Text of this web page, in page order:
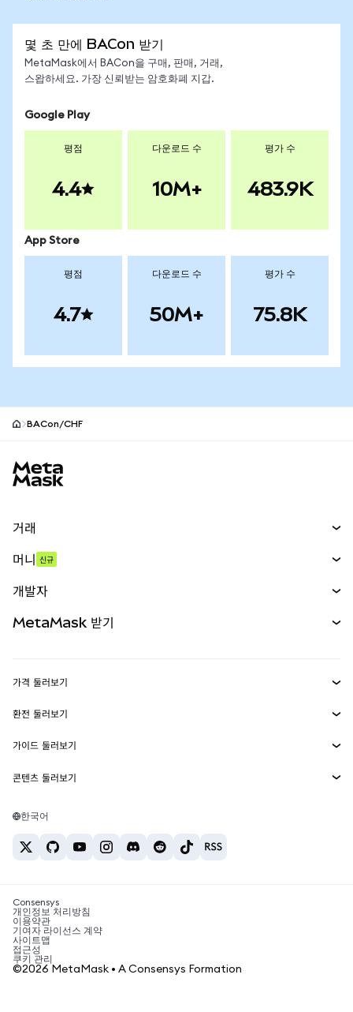
몇 초 만에 BACon 받기
MetaMask에서 BACon을 구매, 판매, 거래,
스왑하세요. 가장 신뢰받는 암호화폐 지갑.
Google Play
평점
4.4
다운로드 수
10M+
평가 수
483.9K
App Store
평점
4.7
다운로드 수
50M+
평가 수
75.8K
BACon/CHF
거래
무기한 선물
실물자산
머니 신규
개발자
MetaMask Connect
Snaps
웹3 서비스
MetaMask 받기
보안
고객 지원
채용
가격 둘러보기
이더리움 가격
솔라나 가격
테더 가격
환전 둘러보기
ETH를 USD로 환전
USDT를 INR로 환전
BTC를 INR로 환전
ETH를 USDT로 환전
가이드 둘러보기
ETH 매수
USDT 매수
SHIB 매수
BNB 매수
콘텐츠 둘러보기
솔라나 지갑
암호화폐 세금 뉴스
암호화폐 매수 방법
비트코인 매도 방법
한국어
Consensys
개인정보 처리방침
이용약관
기여자 라이선스 계약
사이트맵
접근성
쿠키 관리
©2026 MetaMask • A Consensys Formation